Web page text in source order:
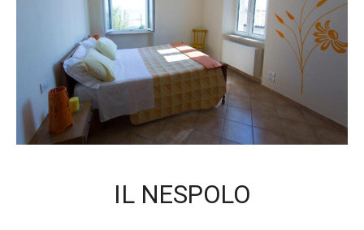
IL NESPOLO